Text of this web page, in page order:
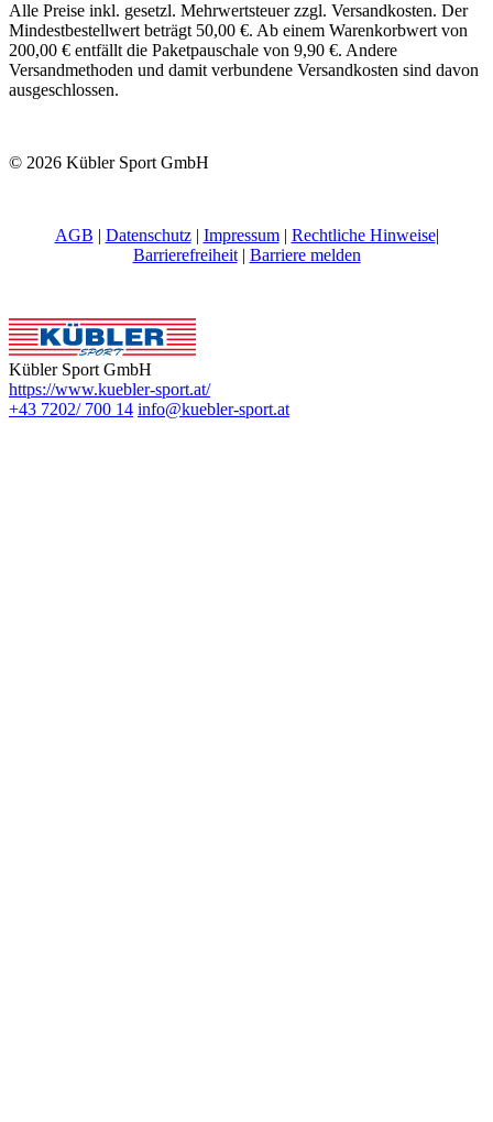
Alle Preise inkl. gesetzl. Mehrwertsteuer zzgl. Versandkosten. Der
Mindestbestellwert beträgt 50,00 €. Ab einem Warenkorbwert von
200,00 € entfällt die Paketpauschale von 9,90 €. Andere
Versandmethoden und damit verbundene Versandkosten sind davon
ausgeschlossen.
© 2026 Kübler Sport GmbH
AGB | Datenschutz| Impressum| Rechtliche Hinweise|
Barrierefreiheit| Barriere melden
Kübler Sport GmbH
https://www.kuebler-sport.at/
+43 7202/ 700 14 info@kuebler-sport.at